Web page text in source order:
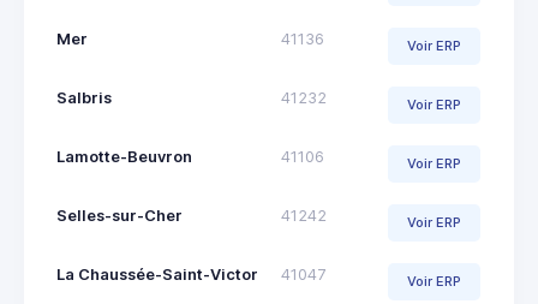
Mer 41136 Voir ERP
Salbris 41232 Voir ERP
Lamotte-Beuvron 41106 Voir ERP
Selles-sur-Cher 41242 Voir ERP
La Chaussée-Saint-Victor 41047 Voir ERP